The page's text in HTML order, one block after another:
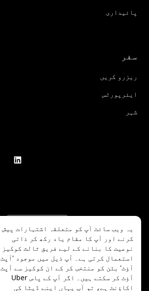
پائیداری
سفر
ریزرو کریں
ایئرپورٹس
شہر
©
2026
.Uber Technologies Inc
یہ ویب سائٹ آپ کو متعلقہ اشتہارات پیش
کرنے اور آپ کا مقام یاد رکھ کر ذاتی
نوعیت کا بنانے کے لیے فریق ثالث کوکیز
استعمال کرتی ہے۔ آپ ذیل میں موجود 'آپٹ
آؤٹ' بٹن کو منتخب کر کے ان کوکیز سے آپٹ
آؤٹ کر سکتے ہیں۔ اگر آپ کے پاس Uber
اکاؤنٹ ہے، تو آپ یہاں اپنے ڈیٹا کی